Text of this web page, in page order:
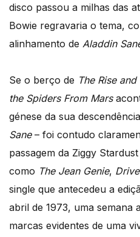
disco passou a milhas das
Bowie regravaria o tema,
alinhamento de Aladdin
Se o berço de The Rise
the Spiders From Mars
génese da sua
Sane– foi contudo
passagem da Ziggy
como The Jean Genie,
single que antecedeu a
abril de 1973, uma semana
marcas evidentes de uma